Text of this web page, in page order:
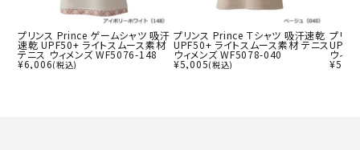
プリンス Prince ゲームシャツ 吸汗
速乾 UPF50+ ライトスムース素材
テニス ウィメンズ WF5076-148
¥6,006(税込)
プリンス Prince Ｔシャツ 吸汗速乾
UPF50+ ライトスムース素材 テニス
ウィメンズ WF5078-040
¥5,005(税込)
プリ
ウィ
¥